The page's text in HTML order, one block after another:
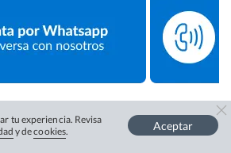
tu experiencia. Revisa
y decookies. Aceptar